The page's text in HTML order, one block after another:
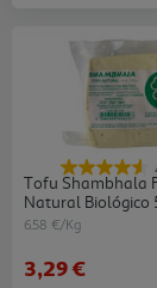
Tofu Shambhala
Natural Biológico
6.58 €/Kg
3,29 €